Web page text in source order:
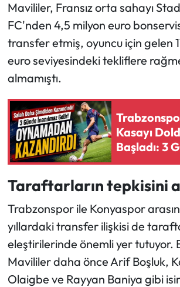
Mavililer, Fransız orta sahayı
FC'nden 4,5 milyon euro
transfer etmiş, oyuncu için gelen
euro seviyesindeki tekliflere
almamıştı.
Kasayı
Başladı: 3
Milyon
Taraftarların tepkisini
Trabzonspor ile Konyaspor
yıllardaki transfer ilişkisi de
eleştirilerinde önemli yer tutuyor.
Mavililer daha önce Arif Boşluk,
Olaigbe ve Rayyan Baniya gibi